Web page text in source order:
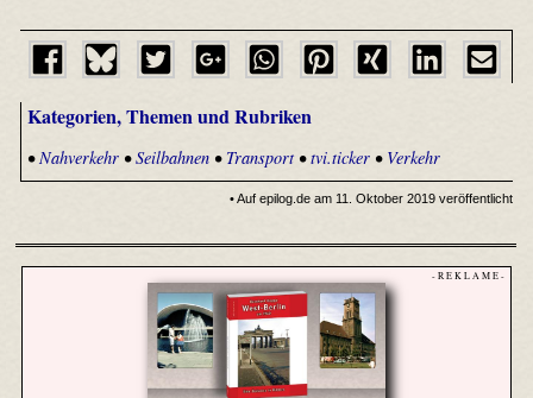
Kategorien, Themen und Rubriken
•Nahverkehr•Seilbahnen• Transport•tvi.ticker• Verkehr
• Auf epilog.de am 11. Oktober 2019 veröffentlicht
- R E K L A M E -